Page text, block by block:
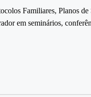
Familiares, Planos de
em seminários,